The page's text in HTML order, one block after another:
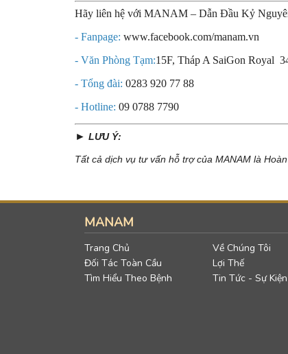
Hãy liên hệ với MANAM – Dẫn Đầu Kỷ
- Fanpage: www.facebook.com/manam.vn
- Văn Phòng Tạm:15F, Tháp A SaiGon Royal
- Tổng đài: 0283 920 77 88
- Hotline: 09 0788 7790
► LƯU Ý:
Tất cả dịch vụ tư vấn hỗ trợ của MANAM là
MANAM
Trang Chủ
Đối Tác Toàn Cầu
Tìm Hiểu Theo Bệnh
Về Chúng Tôi
Lợi Thế
Tin Tức - Sự Kiện